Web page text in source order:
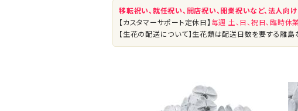
移転祝い、就任祝い、開店祝い、開業祝いなど、法人向
【カスタマーサポート定休日】 毎週 土、日、祝日、臨時休
【生花の配送について】生花類は配送日数を要する離